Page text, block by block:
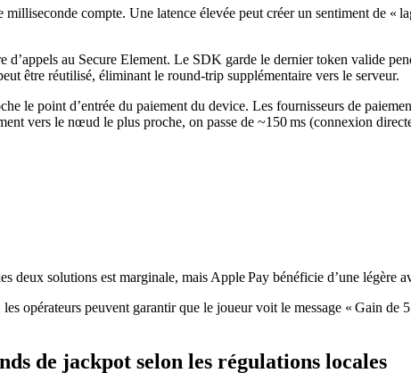
compte. Une latence élevée peut créer un sentiment de «
d’appels au Secure Element. Le SDK garde le dernier token valide
être réutilisé, éliminant le round‑trip supplémentaire vers le serveur.
le point d’entrée du paiement du device. Les fournisseurs de
vers le nœud le plus proche, on passe de ~150 ms (connexion
deux solutions est marginale, mais Apple Pay bénéficie d’une légère
opérateurs peuvent garantir que le joueur voit le message « Gain de
de jackpot selon les régulations locales